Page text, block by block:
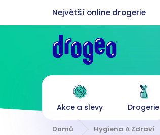
obsah
Akce a slevy Drogerie
Domů Hygiena A Zdraví